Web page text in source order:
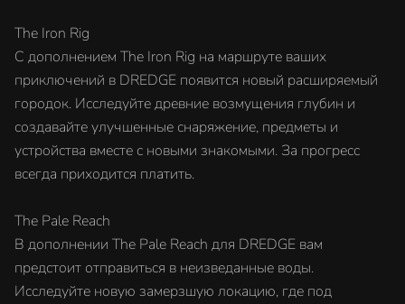
The Iron Rig
С дополнением The Iron Rig на маршруте ваших
приключений в DREDGE появится новый расширяемый
городок. Исследуйте древние возмущения глубин и
создавайте улучшенные снаряжение, предметы и
устройства вместе с новыми знакомыми. За прогресс
всегда приходится платить.
The Pale Reach
В дополнении The Pale Reach для DREDGE вам
предстоит отправиться в неизведанные воды.
Исследуйте новую замерзшую локацию, где под